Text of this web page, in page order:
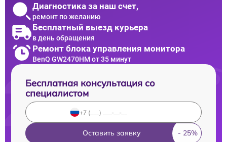
Диагностика за наш счет,
ремонт по желанию
Бесплатный выезд курьера
в день обращения
Ремонт блока управления монитора
BenQ GW2470HM от 35 минут
Бесплатная консультация со
специалистом
Оставить заявку